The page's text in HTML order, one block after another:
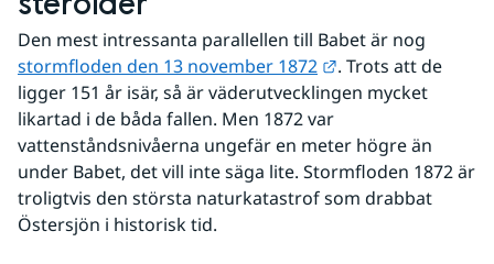
stormfloden den 13 november 1872
Länk till annan
. Trots att de
ligger 151 år isär, så är väderutvecklingen mycket
likartad i de båda fallen. Men 1872 var
vattenståndsnivåerna ungefär en meter högre än
under Babet, det vill inte säga lite. Stormfloden 1872 är
troligtvis den största naturkatastrof som drabbat
Östersjön i historisk tid.